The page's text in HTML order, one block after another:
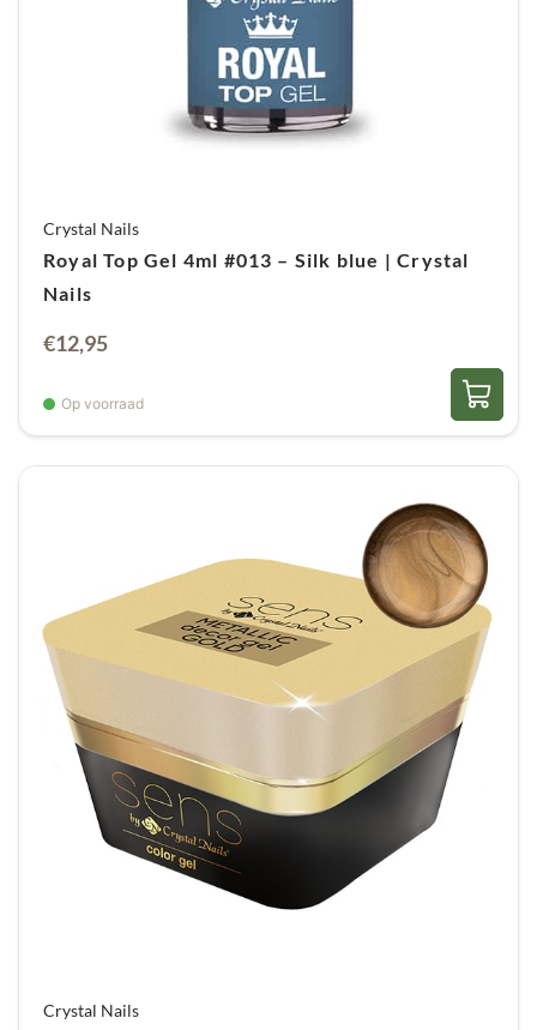
Crystal Nails
Royal Top Gel 4ml #013 – Silk blue | Crystal
Nails
€12,95
Op voorraad
Crystal Nails